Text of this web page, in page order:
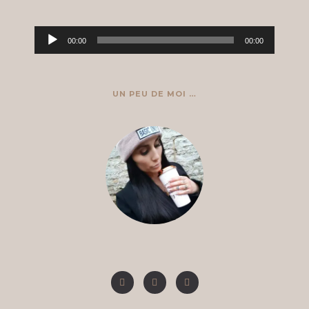
Lecteur
audio
00:00 00:00
UN PEU DE MOI …